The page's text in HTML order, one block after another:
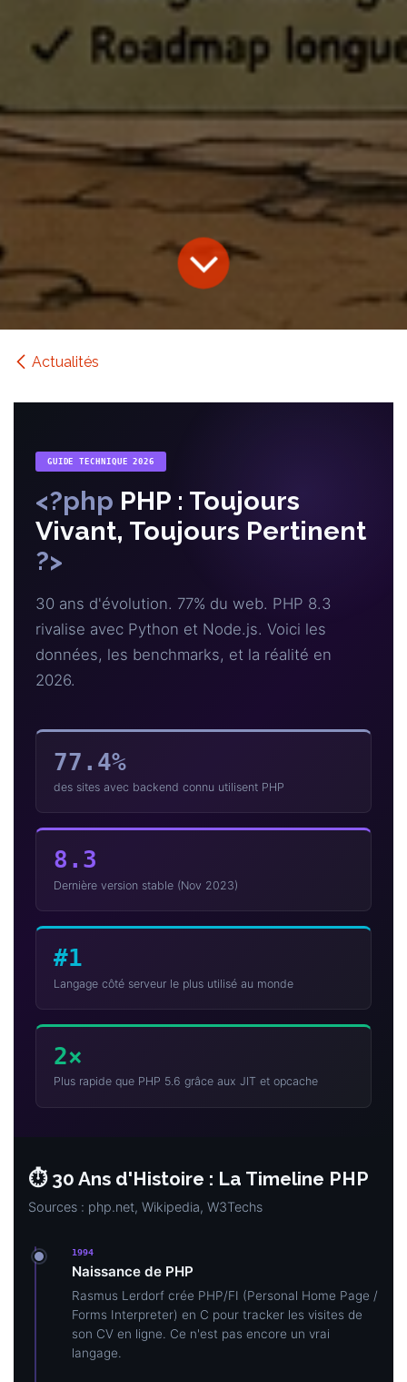
Actualités
GUIDE TECHNIQUE 2026
<?php PHP : Toujours
Vivant, Toujours Pertinent
?>
30 ans d'évolution. 77% du web. PHP 8.3
rivalise avec Python et Node.js. Voici les
données, les benchmarks, et la réalité en
2026.
77.4%
des sites avec backend connu utilisent PHP
8.3
Dernière version stable (Nov 2023)
#1
Langage côté serveur le plus utilisé au monde
2×
Plus rapide que PHP 5.6 grâce aux JIT et opcache
⏱️ 30 Ans d'Histoire : La Timeline PHP
Sources : php.net, Wikipedia, W3Techs
1994
Naissance de PHP
Rasmus Lerdorf crée PHP/FI (Personal Home Page /
Forms Interpreter) en C pour tracker les visites de
son CV en ligne. Ce n'est pas encore un vrai
langage.